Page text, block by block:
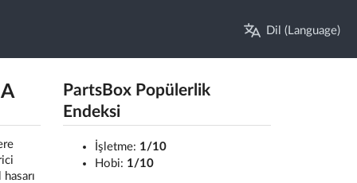
Dil (Language)
PartsBox Popülerlik
Endeksi
İşletme: 1/10
Hobi: 1/10